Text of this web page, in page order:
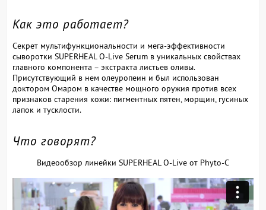
Как это работает?
Секрет мультифункциональности и мега-эффективности
сыворотки SUPERHEAL O-Live Serum в уникальных свойствах
главного компонента – экстракта листьев оливы.
Присутствующий в нем олеуропеин и был использован
доктором Омаром в качестве мощного оружия против всех
признаков старения кожи: пигментных пятен, морщин, гусиных
лапок и тусклости.
Что говорят?
Видеообзор линейки SUPERHEAL O-Live от Phyto-C